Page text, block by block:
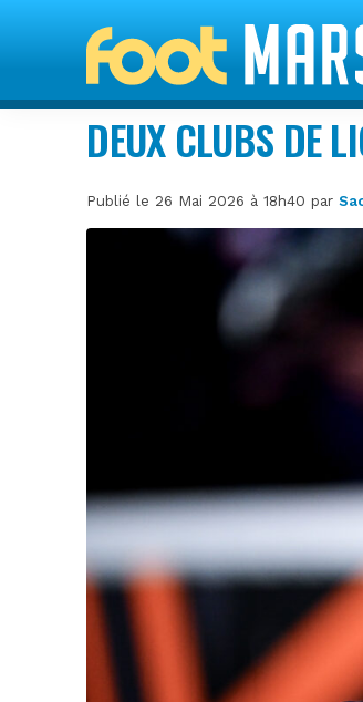
DEUX CLUBS DE
Publié le 26 Mai 2026 à 18h40 par